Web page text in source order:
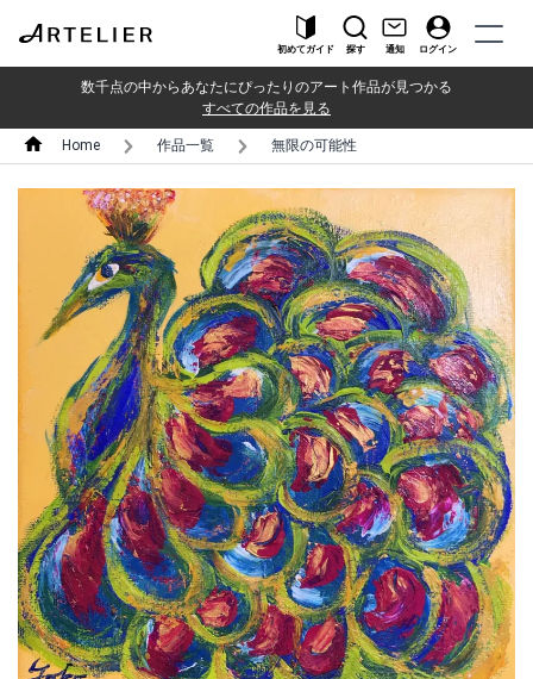
初めてガイド 探す 通知 ログイン
数千点の中からあなたにぴったりのアート作品が見つかる
すべての作品を見る
Home 作品一覧 無限の可能性